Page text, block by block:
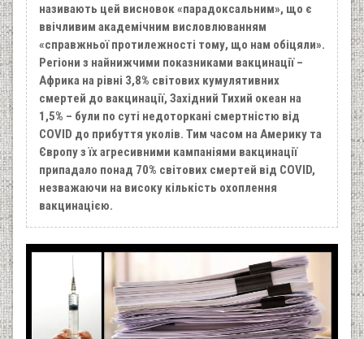
називають цей висновок «парадоксальним», що є
ввічливим академічним висловлюванням
«справжньої протилежності тому, що нам обіцяли».
Регіони з найнижчими показниками вакцинації –
Африка на рівні 3,8% світових кумулятивних
смертей до вакцинації, Західний Тихий океан на
1,5% – були по суті недоторкані смертністю від
COVID до прибуття уколів. Тим часом на Америку та
Європу з їх агресивними кампаніями вакцинації
припадало понад 70% світових смертей від COVID,
незважаючи на високу кількість охоплення
вакцинацією.